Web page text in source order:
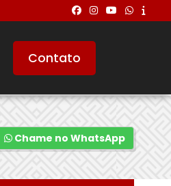
Contato
Chame no WhatsApp